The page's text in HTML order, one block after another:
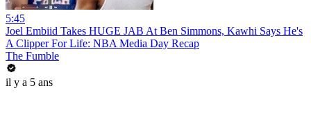
5:45
Joel Embiid Takes HUGE JAB At Ben Simmons, Kawhi Says He's
A Clipper For Life: NBA Media Day Recap
The Fumble
il y a 5 ans